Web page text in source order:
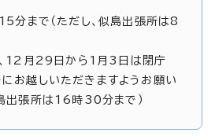
まで（ただし、似島出張所は8
、12月29日から1月3日は閉庁
お越しいただきますようお願い
島出張所は16時30分まで）